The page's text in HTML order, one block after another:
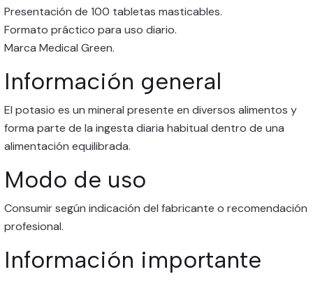
Presentación de 100 tabletas masticables.
Formato práctico para uso diario.
Marca Medical Green.
Información general
El potasio es un mineral presente en diversos alimentos y
forma parte de la ingesta diaria habitual dentro de una
alimentación equilibrada.
Modo de uso
Consumir según indicación del fabricante o recomendación
profesional.
Información importante